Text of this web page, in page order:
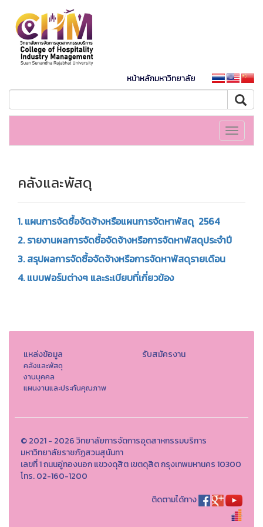
หน้าหลักมหาวิทยาลัย
Toggle
คลังและพัสดุ
1. แผนการจัดซื้อจัดจ้างหรือแผนการจัดหาพัสดุ 2564
2. รายงานผลการจัดซื้อจัดจ้างหรือการจัดหาพัสดุประจำปี
3. สรุปผลการจัดซื้อจัดจ้างหรือการจัดหาพัสดุรายเดือน
4. แบบฟอร์มต่างๆ และระเบียบที่เกี่ยวข้อง
แหล่งข้อมูล
คลังและพัสดุ
งานบุคคล
แผนงานและประกันคุณภาพ
รับสมัครงาน
© 2021 - 2026 วิทยาลัยการจัดการอุตสาหกรรมบริการ
มหาวิทยาลัยราชภัฏสวนสุนันทา
เลขที่ 1 ถนนอู่ทองนอก แขวงดุสิต เขตดุสิต กรุงเทพมหานคร 10300
โทร. 02-160-1200
ติดตามได้ทาง